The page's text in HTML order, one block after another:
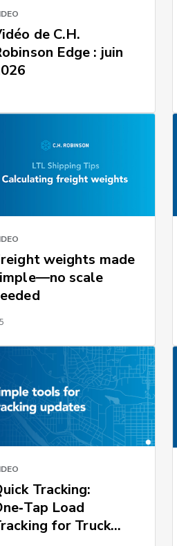
de C.H.
Edge : juin
weights made
scale
Tracking:
Load
for Truck